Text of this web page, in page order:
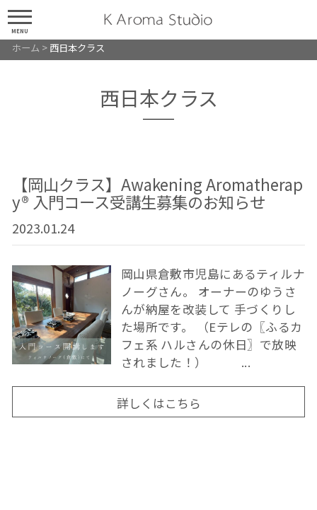
MENU
ホーム > 西日本クラス
西日本クラス
【岡山クラス】Awakening Aromatherap
y® 入門コース受講生募集のお知らせ
2023.01.24
岡山県倉敷市児島にあるティルナ
ノーグさん。 オーナーのゆうさ
んが納屋を改装して 手づくりし
た場所です。 （Eテレの〖ふるカ
フェ系 ハルさんの休日〗で放映
されました！） ...
詳しくはこちら